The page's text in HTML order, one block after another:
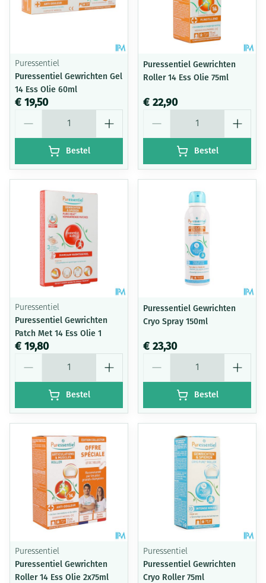
Puressentiel
Puressentiel Gewrichten Gel
14 Ess Olie 60ml
€ 19,50
Bestel
Puressentiel Gewrichten
Roller 14 Ess Olie 75ml
€ 22,90
Bestel
Puressentiel
Puressentiel Gewrichten
Patch Met 14 Ess Olie 1
€ 19,80
Bestel
Puressentiel Gewrichten
Cryo Spray 150ml
€ 23,30
Bestel
Puressentiel
Puressentiel Gewrichten
Roller 14 Ess Olie 2x75ml
Puressentiel
Puressentiel Gewrichten
Cryo Roller 75ml